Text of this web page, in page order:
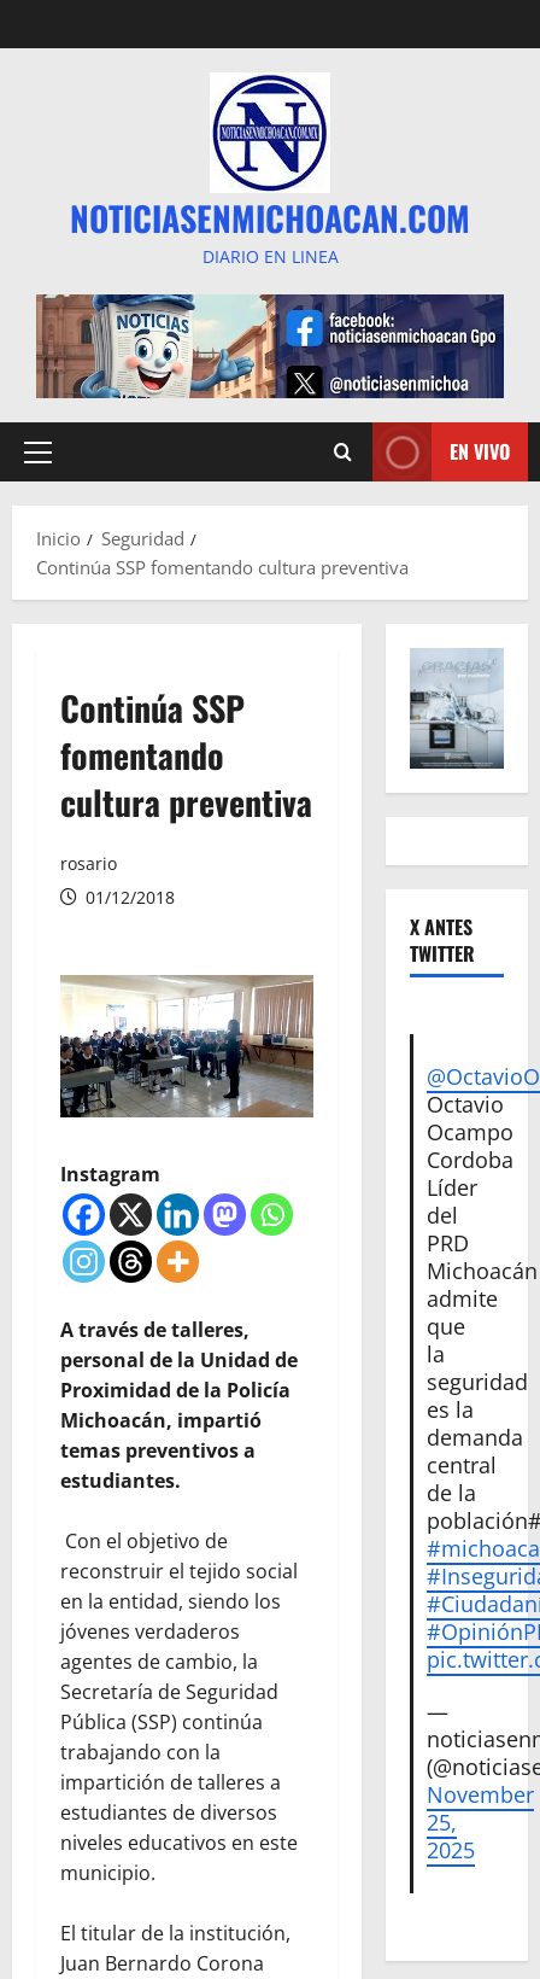
al
NOTICIASENMICHOACAN.COM
DIARIO EN LINEA
Menú
EN VIVO
Inicio
Seguridad
Continúa SSP fomentando cultura preventiva
Continúa SSP
fomentando
cultura preventiva
rosario
01/12/2018
Instagram
A través de talleres,
personal de la Unidad de
Proximidad de la Policía
Michoacán, impartió
temas preventivos a
estudiantes.
Con el objetivo de
reconstruir el tejido social
en la entidad, siendo los
jóvenes verdaderos
agentes de cambio, la
Secretaría de Seguridad
Pública (SSP) continúa
trabajando con la
impartición de talleres a
estudiantes de diversos
niveles educativos en este
municipio.
El titular de la institución,
Juan Bernardo Corona
X ANTES
TWITTER
Octavio
Ocampo
Cordoba
Líder
del
PRD
Michoacán
admite
que
la
seguridad
es la
demanda
central
de la
—
November
25,
2025